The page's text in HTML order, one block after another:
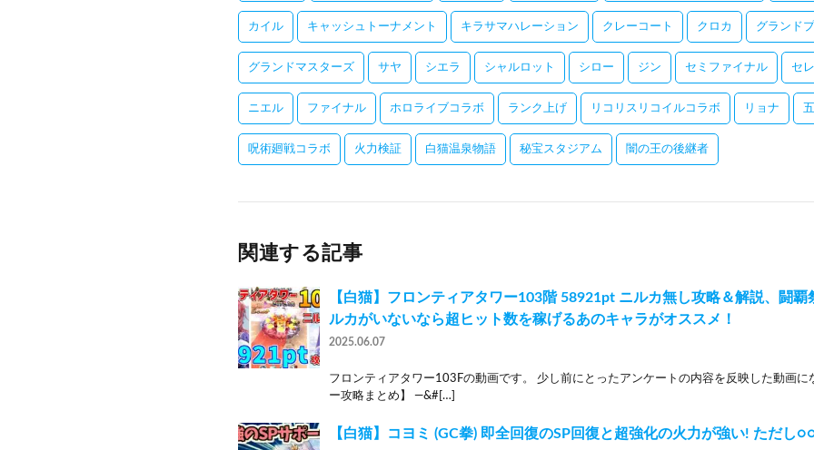
カイル キャッシュトーナメント キラサマハレーション クレーコート クロカ グランド
グランドマスターズ サヤ シエラ シャルロット シロー ジン セミファイナル セ
ニエル ファイナル ホロライブコラボ ランク上げ リコリスリコイルコラボ リョナ
呪術廻戦コラボ 火力検証 白猫温泉物語 秘宝スタジアム 闇の王の後継者
関連する記事
【白猫】フロンティアタワー103階 58921pt ニルカ無し攻略＆解説、闘覇
ルカがいないなら超ヒット数を稼げるあのキャラがオススメ！
2025.06.07
フロンティアタワー103Fの動画です。 少し前にとったアンケートの内容を反映した動画に
ー攻略まとめ】 —&#[…]
【白猫】コヨミ (GC拳) 即全回復のSP回復と超強化の火力が強い! ただし